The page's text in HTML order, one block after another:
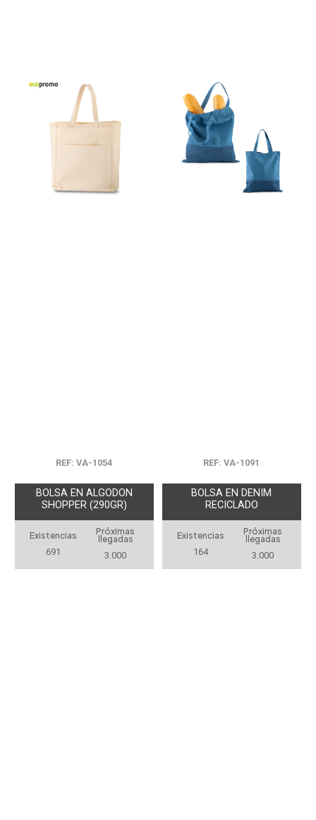
REF: VA-1054
BOLSA EN ALGODON
SHOPPER (290GR)
Existencias
691
Próximas
llegadas
3.000
REF: VA-1091
BOLSA EN DENIM
RECICLADO
Existencias
164
Próximas
llegadas
3.000